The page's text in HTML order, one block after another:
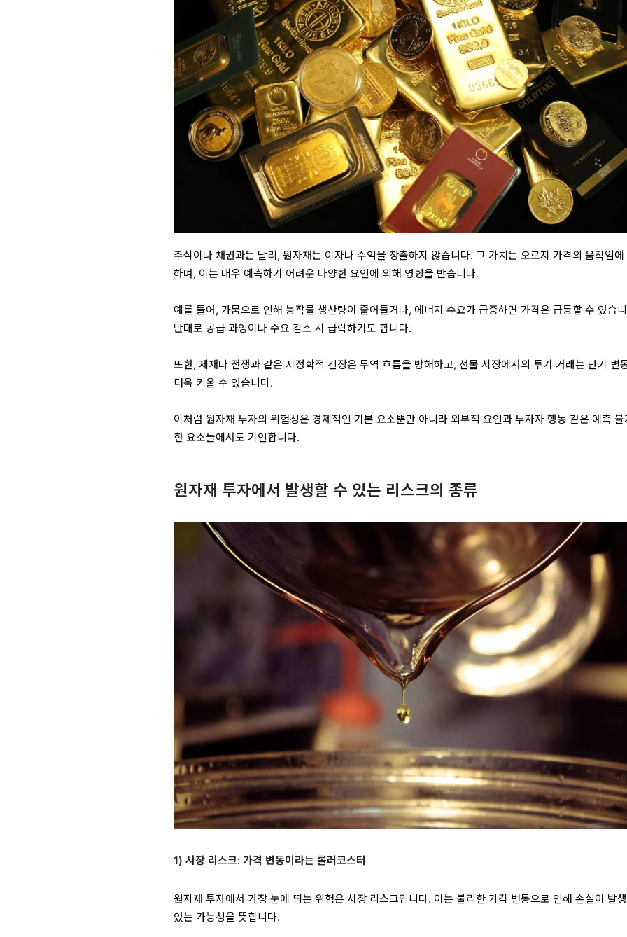
주식이나 채권과는 달리, 원자재는 이자나 수익을 창출하지 않습니다. 그 가치는 오로지 가격의 움직임에
하며, 이는 매우 예측하기 어려운 다양한 요인에 의해 영향을 받습니다.
예를 들어, 가뭄으로 인해 농작물 생산량이 줄어들거나, 에너지 수요가 급증하면 가격은 급등할 수 있습
반대로 공급 과잉이나 수요 감소 시 급락하기도 합니다.
또한, 제재나 전쟁과 같은 지정학적 긴장은 무역 흐름을 방해하고, 선물 시장에서의 투기 거래는 단기 변
더욱 키울 수 있습니다.
이처럼 원자재 투자의 위험성은 경제적인 기본 요소뿐만 아니라 외부적 요인과 투자자 행동 같은 예측 불
한 요소들에서도 기인합니다.
원자재 투자에서 발생할 수 있는 리스크의 종류
1) 시장 리스크: 가격 변동이라는 롤러코스터
원자재 투자에서 가장 눈에 띄는 위험은 시장 리스크입니다. 이는 불리한 가격 변동으로 인해 손실이 발
있는 가능성을 뜻합니다.